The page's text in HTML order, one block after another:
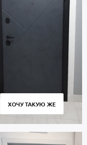
ХОЧУ ТАКУЮ ЖЕ